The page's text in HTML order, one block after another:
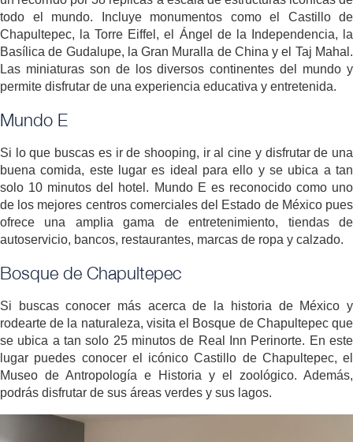
todo el mundo. Incluye monumentos como el Castillo de
Chapultepec, la Torre Eiffel, el Ángel de la Independencia, la
Basílica de Gudalupe, la Gran Muralla de China y el Taj Mahal.
Las miniaturas son de los diversos continentes del mundo y
permite disfrutar de una experiencia educativa y entretenida.
Mundo E
Si lo que buscas es ir de shooping, ir al cine y disfrutar de una
buena comida, este lugar es ideal para ello y se ubica a tan
solo 10 minutos del hotel. Mundo E es reconocido como uno
de los mejores centros comerciales del Estado de México pues
ofrece una amplia gama de entretenimiento, tiendas de
autoservicio, bancos, restaurantes, marcas de ropa y calzado.
Bosque de Chapultepec
Si buscas conocer más acerca de la historia de México y
rodearte de la naturaleza, visita el Bosque de Chapultepec que
se ubica a tan solo 25 minutos de Real Inn Perinorte. En este
lugar puedes conocer el icónico Castillo de Chapultepec, el
Museo de Antropología e Historia y el zoológico. Además,
podrás disfrutar de sus áreas verdes y sus lagos.